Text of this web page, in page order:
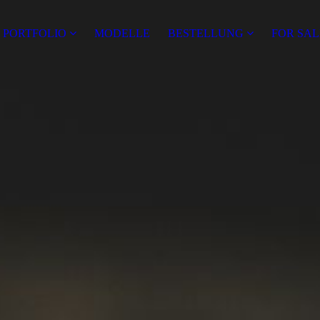
PORTFOLIO MODELLE BESTELLUNG FOR